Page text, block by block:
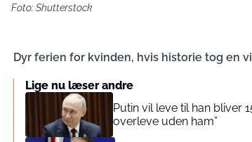
Foto: Shutterstock
Dyr ferien for kvinden, hvis historie tog en
Lige nu læser andre
Putin vil leve til han bliver
overleve uden ham”